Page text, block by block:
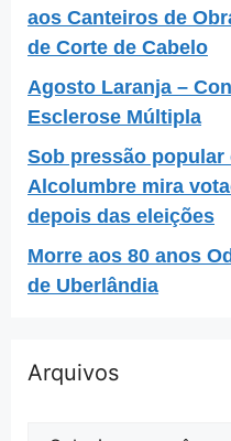
aos Canteiros de
de Corte de Cabelo
Agosto Laranja –
Esclerose Múltipla
Sob pressão popular
Alcolumbre mira
depois das eleições
Morre aos 80 anos
de Uberlândia
Arquivos